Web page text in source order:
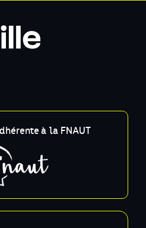
à la FNAUT